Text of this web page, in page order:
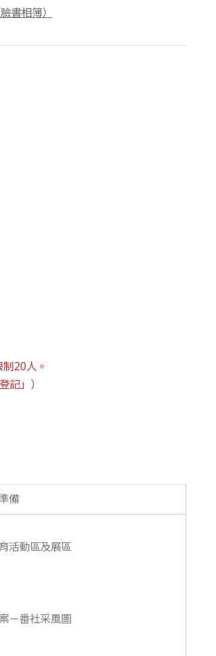
書相簿）
20人。
登記」）
備
活動區及展區
－番社采風圖